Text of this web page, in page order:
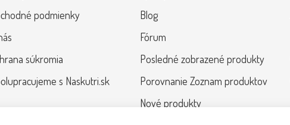
podmienky
súkromia
s Naskutri.sk
Blog
Fórum
Posledné zobrazené produkty
Porovnanie Zoznam produktov
Nové produkty